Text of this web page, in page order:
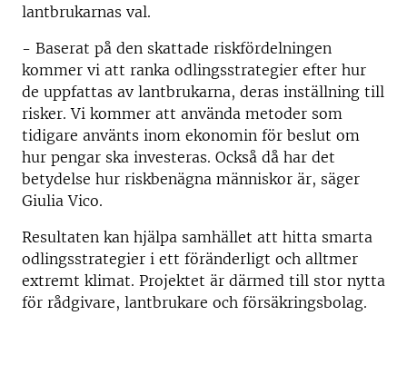
lantbrukarnas val.
- Baserat på den skattade riskfördelningen
kommer vi att ranka odlingsstrategier efter hur
de uppfattas av lantbrukarna, deras inställning till
risker. Vi kommer att använda metoder som
tidigare använts inom ekonomin för beslut om
hur pengar ska investeras. Också då har det
betydelse hur riskbenägna människor är, säger
Giulia Vico.
Resultaten kan hjälpa samhället att hitta smarta
odlingsstrategier i ett föränderligt och alltmer
extremt klimat. Projektet är därmed till stor nytta
för rådgivare, lantbrukare och försäkringsbolag.